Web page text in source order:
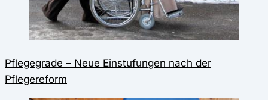
Pflegegrade – Neue Einstufungen nach der
Pflegereform